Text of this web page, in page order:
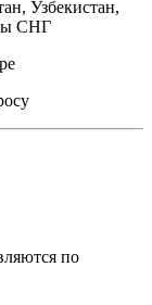
Узбекистан,
СНГ
по